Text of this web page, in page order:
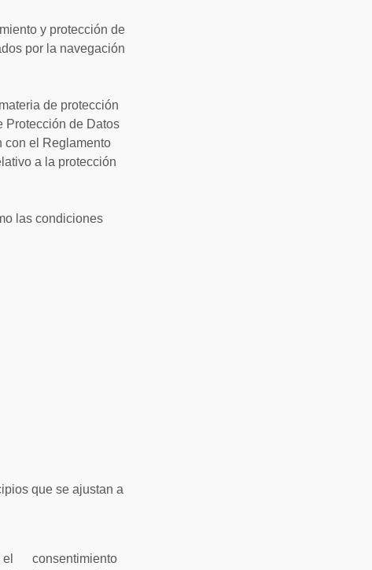
y protección de
por la navegación
de protección
Protección de Datos
con el Reglamento
a la protección
las condiciones
que se ajustan a
el consentimiento